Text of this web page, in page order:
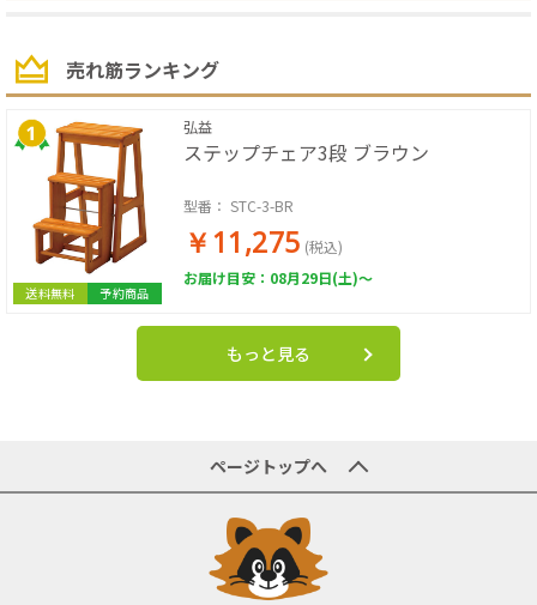
売れ筋ランキング
送料無料 予約商品
弘益
ステップチェア3段 ブラウン
型番： STC-3-BR
￥11,275 (税込)
お届け目安：08月29日(土)～
もっと見る
ページトップへ